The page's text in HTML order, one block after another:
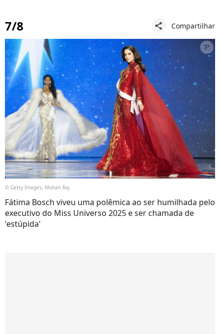
7/8 share Compartilhar
© Getty Images, Mohan Raj
Fátima Bosch viveu uma polêmica ao ser humilhada pelo
executivo do Miss Universo 2025 e ser chamada de
'estúpida'